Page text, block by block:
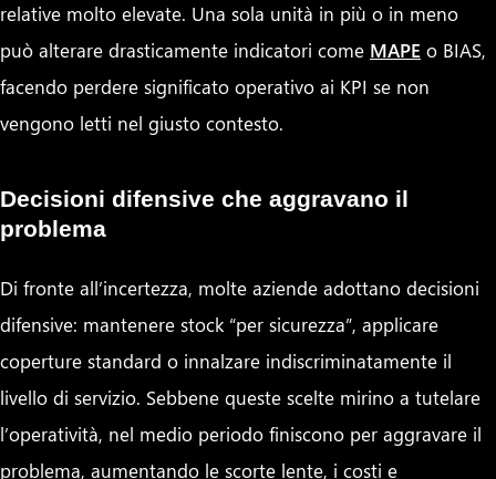
relative molto elevate. Una sola unità in più o in meno
può alterare drasticamente indicatori come MAPE o BIAS,
facendo perdere significato operativo ai KPI se non
vengono letti nel giusto contesto.
Decisioni difensive che aggravano il
problema
Di fronte all’incertezza, molte aziende adottano decisioni
difensive: mantenere stock “per sicurezza”, applicare
coperture standard o innalzare indiscriminatamente il
livello di servizio. Sebbene queste scelte mirino a tutelare
l’operatività, nel medio periodo finiscono per aggravare il
problema, aumentando le scorte lente, i costi e